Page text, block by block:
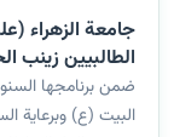
جامعة الزهراء
الكريم
ضمن برنامجها
البيت (ع) وبرعاية